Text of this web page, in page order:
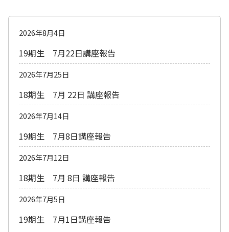
2026年8月4日
19期生 7月22日講座報告
2026年7月25日
18期生 7月 22日 講座報告
2026年7月14日
19期生 7月8日講座報告
2026年7月12日
18期生 7月 8日 講座報告
2026年7月5日
19期生 7月1日講座報告